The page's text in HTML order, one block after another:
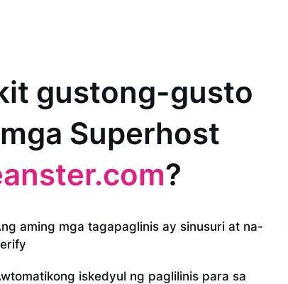
gustong-gusto
Superhost
?
aming mga tagapaglinis ay sinusuri at na-
iskedyul ng paglilinis para sa